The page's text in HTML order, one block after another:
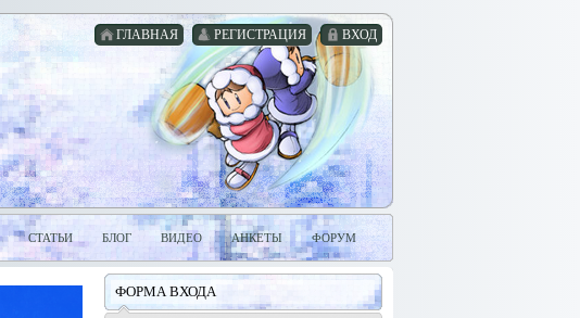
ВХОД
РЕГИСТРАЦИЯ
ГЛАВНАЯ
СТАТЬИ БЛОГ ВИДЕО АНКЕТЫ ФОРУМ
ФОРМА ВХОДА